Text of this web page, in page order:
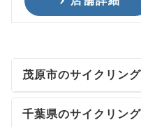
茂原市のサイクリン
千葉県のサイクリン